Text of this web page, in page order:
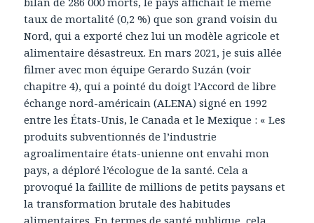
taux de mortalité (0,2 %) que son grand voisin du
Nord, qui a exporté chez lui un modèle agricole et
alimentaire désastreux. En mars 2021, je suis allée
filmer avec mon équipe Gerardo Suzán (voir
chapitre 4), qui a pointé du doigt l’Accord de libre
échange nord-américain (ALENA) signé en 1992
entre les États-Unis, le Canada et le Mexique : « Les
produits subventionnés de l’industrie
agroalimentaire états-unienne ont envahi mon
pays, a déploré l’écologue de la santé. Cela a
provoqué la faillite de millions de petits paysans et
la transformation brutale des habitudes
alimentaires. En termes de santé publique, cela